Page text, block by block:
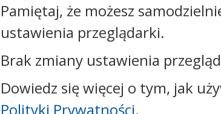
Kontakt:
tel.:+48523890110
e-mail:
skrytka ePUAP: /
strona www:sosno.pl
Pamiętaj, że możesz
ustawienia przeglądarki.
Brak zmiany ustawienia
Dowiedz się więcej o tym, jak
Polityki Prywatności.